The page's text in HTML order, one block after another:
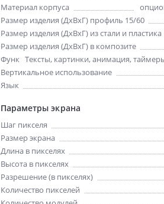
Материал корпуса
Размер изделия (ДхВхГ) профиль 15/60
Размер изделия (ДхВхГ) из стали и пластика
Размер изделия (ДхВхГ) в композите
Функции отображения
Тексты, картинки, анимация,
Вертикальное использование
Язык
Параметры экрана
Шаг пикселя
Размер экрана
Длина в пикселях
Высота в пикселях
Разрешение (в пикселях)
Количество пикселей